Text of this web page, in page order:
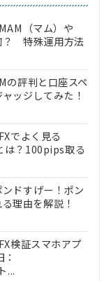
（マム）や
？ 特殊運用方法
の評判と口座スペ
ッジしてみた！
でよく見る
は？100pips取る
ンドすげー！ポン
理由を解説！
検証スマホアプ
...